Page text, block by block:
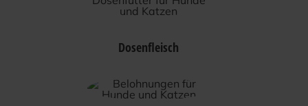
Dosenfleisch